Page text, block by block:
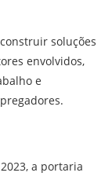
soluções
envolvidos,
e
a portaria